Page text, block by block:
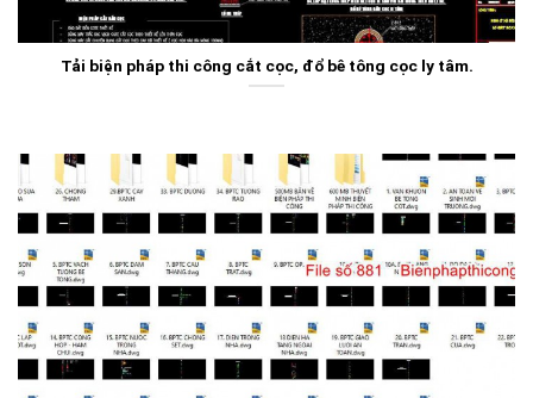
Tải biện pháp thi công cắt cọc, đổ bê tông cọc ly tâm.